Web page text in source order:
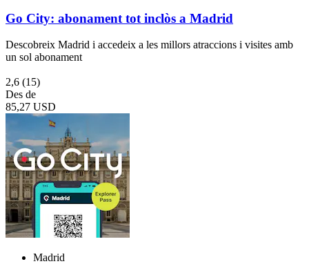
Go City: abonament tot inclòs a Madrid
Descobreix Madrid i accedeix a les millors atraccions i visites amb
un sol abonament
2,6 (15)
Des de
85,27 USD
Madrid